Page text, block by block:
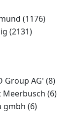
(1176)
(2131)
Group AG' (8)
Meerbusch (6)
gmbh (6)